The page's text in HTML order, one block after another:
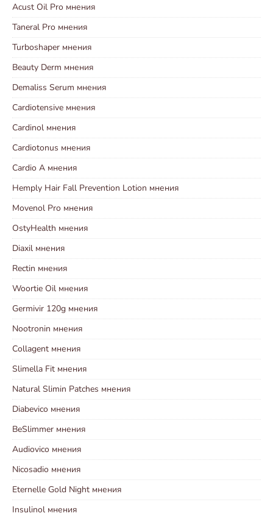
Acust Oil Pro мнения
Taneral Pro мнения
Turboshaper мнения
Beauty Derm мнения
Demaliss Serum мнения
Cardiotensive мнения
Cardinol мнения
Cardiotonus мнения
Cardio A мнения
Hemply Hair Fall Prevention Lotion мнения
Movenol Pro мнения
OstyHealth мнения
Diaxil мнения
Rectin мнения
Woortie Oil мнения
Germivir 120g мнения
Nootronin мнения
Collagent мнения
Slimella Fit мнения
Natural Slimin Patches мнения
Diabevico мнения
BeSlimmer мнения
Audiovico мнения
Nicosadio мнения
Eternelle Gold Night мнения
Insulinol мнения